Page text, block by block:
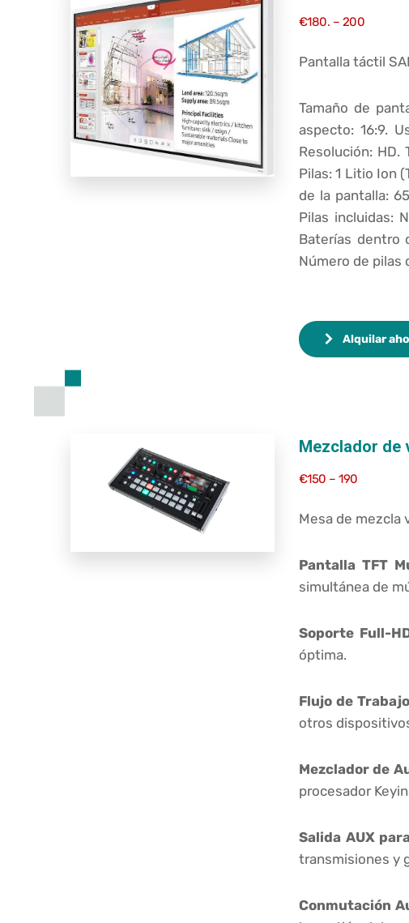
€180. – 200
Pantalla táctil
Tamaño de
aspecto: 16:9.
Resolución: HD.
Pilas: 1 Litio Ion
de la pantalla:
Pilas incluidas:
Baterías dentro
Número de pilas
Alquilar
Mezclador de
€150 – 190
Mesa de mezcla
Pantalla TFT
simultánea de
Soporte Full-
óptima.
Flujo de
otros
Mezclador de
procesador
Salida AUX
transmisiones y
Conmutación